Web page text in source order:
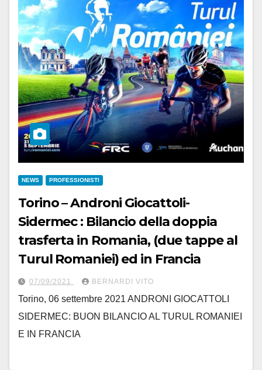
NEWS PROFESSIONISTI
Torino – Androni Giocattoli-
Sidermec : Bilancio della doppia
trasferta in Romania, (due tappe al
Turul Romaniei) ed in Francia
07/09/2021 BERNARDI VITO
Torino, 06 settembre 2021 ANDRONI GIOCATTOLI
SIDERMEC: BUON BILANCIO AL TURUL ROMANIEI
E IN FRANCIA